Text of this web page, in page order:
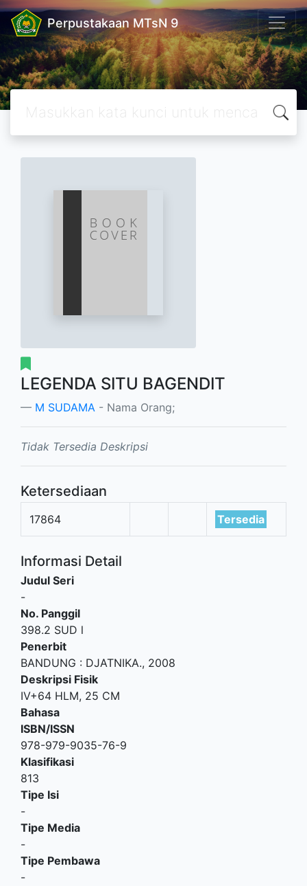
Perpustakaan MTsN 9
LEGENDA SITU BAGENDIT
M SUDAMA - Nama Orang;
Tidak Tersedia Deskripsi
Ketersediaan
17864 Tersedia
Informasi Detail
Judul Seri
-
No. Panggil
398.2 SUD l
Penerbit
BANDUNG : DJATNIKA., 2008
Deskripsi Fisik
IV+64 HLM, 25 CM
Bahasa
ISBN/ISSN
978-979-9035-76-9
Klasifikasi
813
Tipe Isi
-
Tipe Media
-
Tipe Pembawa
-